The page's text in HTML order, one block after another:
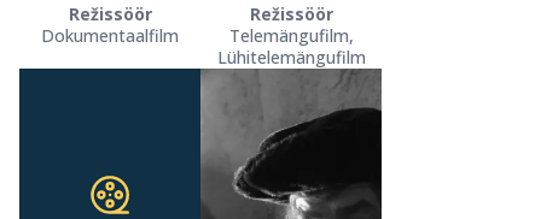
Režissöör
Dokumentaalfilm
Režissöör
Telemängufilm,
Lühitelemängufilm